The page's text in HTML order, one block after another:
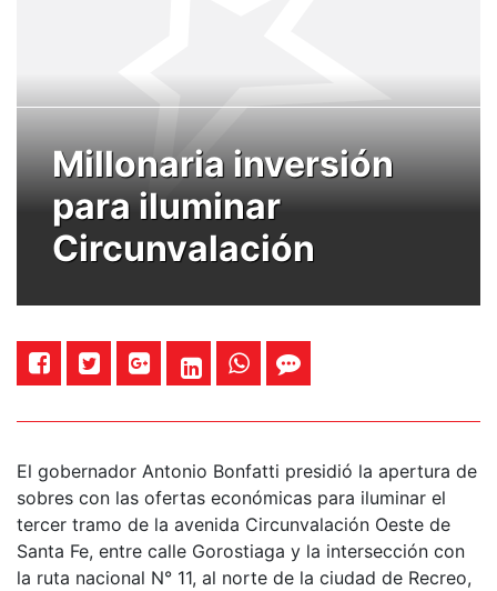
Millonaria inversión
para iluminar
Circunvalación
El gobernador Antonio Bonfatti presidió la apertura de
sobres con las ofertas económicas para iluminar el
tercer tramo de la avenida Circunvalación Oeste de
Santa Fe, entre calle Gorostiaga y la intersección con
la ruta nacional N° 11, al norte de la ciudad de Recreo,